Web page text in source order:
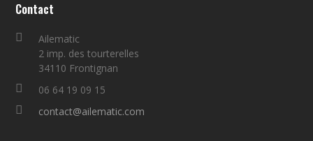
Contact
Ailematic
2 imp. des tourterelles
34110 Frontignan
06 64 19 09 15
contact@ailematic.com